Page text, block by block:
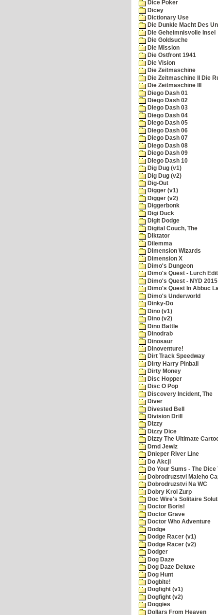
Dice Poker
Dicey
Dictionary Use
Die Dunkle Macht Des
Die Geheimnisvolle Insel
Die Goldsuche
Die Mission
Die Ostfront 1941
Die Vision
Die Zeitmaschine
Die Zeitmaschine II Die
Die Zeitmaschine III
Diego Dash 01
Diego Dash 02
Diego Dash 03
Diego Dash 04
Diego Dash 05
Diego Dash 06
Diego Dash 07
Diego Dash 08
Diego Dash 09
Diego Dash 10
Dig Dug (v1)
Dig Dug (v2)
Dig-Out
Digger (v1)
Digger (v2)
Diggerbonk
Digi Duck
Digit Dodge
Digital Couch, The
Diktator
Dilemma
Dimension Wizards
Dimension X
Dimo's Dungeon
Dimo's Quest - Lurch
Dimo's Quest - NYD
Dimo's Quest In Abbuc
Dimo's Underworld
Dinky-Do
Dino (v1)
Dino (v2)
Dino Battle
Dinodrab
Dinosaur
Dinoventure!
Dirt Track Speedway
Dirty Harry Pinball
Dirty Money
Disc Hopper
Disc O Pop
Discovery Incident, The
Diver
Divested Bell
Division Drill
Dizzy
Dizzy Dice
Dizzy The Ultimate
Dmd Jewlz
Dnieper River Line
Do Akcji
Do Your Sums - The
Dobrodruzstvi Maleho
Dobrodruzstvi Na WC
Dobry Krol Zurp
Doc Wire's Solitaire
Doctor Boris!
Doctor Grave
Doctor Who Adventure
Dodge
Dodge Racer (v1)
Dodge Racer (v2)
Dodger
Dog Daze
Dog Daze Deluxe
Dog Hunt
Dogbite!
Dogfight (v1)
Dogfight (v2)
Doggies
Dollars From Heaven